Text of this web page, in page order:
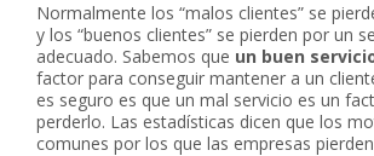
Normalmente los “malos clientes” se
y los “buenos clientes” se pierden por un
adecuado. Sabemos que un buen
factor para conseguir mantener a un
es seguro es que un mal servicio es un
perderlo. Las estadísticas dicen que los
comunes por los que las empresas